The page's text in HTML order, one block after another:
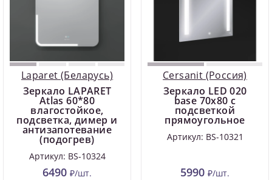
Laparet (Беларусь)
Зеркало LAPARET
Atlas 60*80
влагостойкое,
подсветка, димер и
антизапотевание
(подогрев)
Артикул: BS-10324
6490 ₽/шт.
Cersanit (Россия)
Зеркало LED 020
base 70x80 с
подсветкой
прямоугольное
Артикул: BS-10321
5990 ₽/шт.